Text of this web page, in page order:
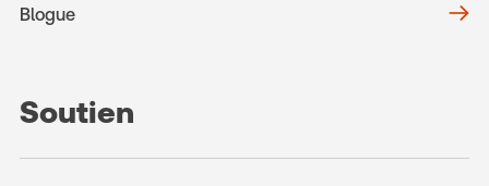
Blogue
Soutien